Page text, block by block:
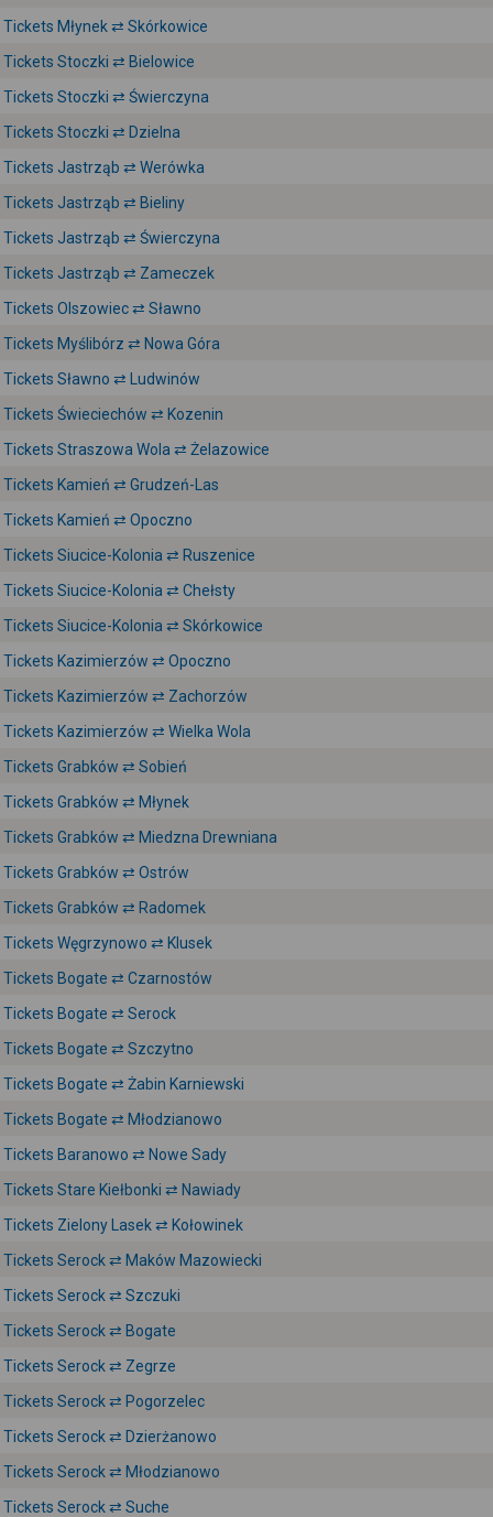
Tickets Młynek ⇄ Skórkowice
Tickets Stoczki ⇄ Bielowice
Tickets Stoczki ⇄ Świerczyna
Tickets Stoczki ⇄ Dzielna
Tickets Jastrząb ⇄ Werówka
Tickets Jastrząb ⇄ Bieliny
Tickets Jastrząb ⇄ Świerczyna
Tickets Jastrząb ⇄ Zameczek
Tickets Olszowiec ⇄ Sławno
Tickets Myślibórz ⇄ Nowa Góra
Tickets Sławno ⇄ Ludwinów
Tickets Świeciechów ⇄ Kozenin
Tickets Straszowa Wola ⇄ Żelazowice
Tickets Kamień ⇄ Grudzeń-Las
Tickets Kamień ⇄ Opoczno
Tickets Siucice-Kolonia ⇄ Ruszenice
Tickets Siucice-Kolonia ⇄ Chełsty
Tickets Siucice-Kolonia ⇄ Skórkowice
Tickets Kazimierzów ⇄ Opoczno
Tickets Kazimierzów ⇄ Zachorzów
Tickets Kazimierzów ⇄ Wielka Wola
Tickets Grabków ⇄ Sobień
Tickets Grabków ⇄ Młynek
Tickets Grabków ⇄ Miedzna Drewniana
Tickets Grabków ⇄ Ostrów
Tickets Grabków ⇄ Radomek
Tickets Węgrzynowo ⇄ Klusek
Tickets Bogate ⇄ Czarnostów
Tickets Bogate ⇄ Serock
Tickets Bogate ⇄ Szczytno
Tickets Bogate ⇄ Żabin Karniewski
Tickets Bogate ⇄ Młodzianowo
Tickets Baranowo ⇄ Nowe Sady
Tickets Stare Kiełbonki ⇄ Nawiady
Tickets Zielony Lasek ⇄ Kołowinek
Tickets Serock ⇄ Maków Mazowiecki
Tickets Serock ⇄ Szczuki
Tickets Serock ⇄ Bogate
Tickets Serock ⇄ Zegrze
Tickets Serock ⇄ Pogorzelec
Tickets Serock ⇄ Dzierżanowo
Tickets Serock ⇄ Młodzianowo
Tickets Serock ⇄ Suche